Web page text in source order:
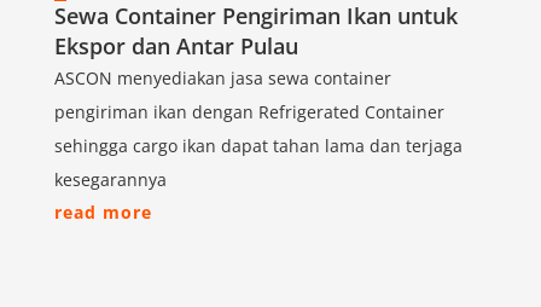
Sewa Container Pengiriman Ikan untuk
Ekspor dan Antar Pulau
ASCON menyediakan jasa sewa container
pengiriman ikan dengan Refrigerated Container
sehingga cargo ikan dapat tahan lama dan terjaga
kesegarannya
read more